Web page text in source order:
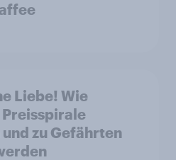
Liebe! Wie
Preisspirale
zu Gefährten